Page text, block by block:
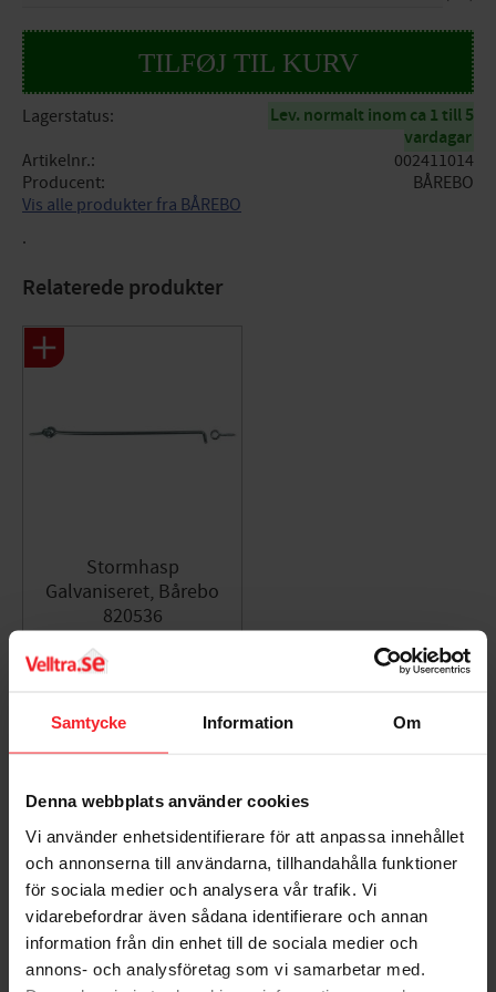
Samtycke Information Om
Denna webbplats använder cookies
Vi använder enhetsidentifierare för att anpassa innehållet
och annonserna till användarna, tillhandahålla funktioner
för sociala medier och analysera vår trafik. Vi
vidarebefordrar även sådana identifierare och annan
information från din enhet till de sociala medier och
annons- och analysföretag som vi samarbetar med.
Lagerstatus
Lev. normalt inom ca 1 till 5
vardagar
Artikelnr.
002411014
Producent
BÅREBO
Vis alle produkter fra BÅREBO
.
Bedømmelser
Dig
Relaterede produkter
Stormhasp
Galvaniseret, Bårebo
820536
Gem som favorit